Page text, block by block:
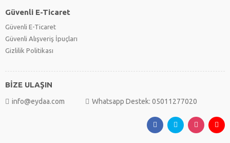
Güvenli E-Ticaret
Güvenli E-Ticaret
Güvenli Alışveriş İpuçları
Gizlilik Politikası
BİZE ULAŞIN
info@eydaa.com Whatsapp Destek: 05011277020